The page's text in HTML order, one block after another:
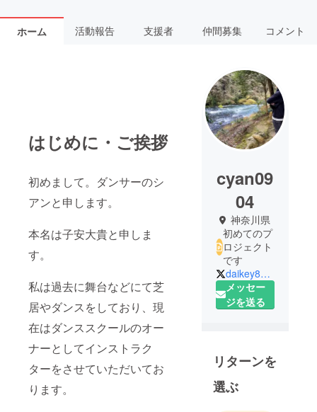
ホーム 活動報告 支援者 仲間募集 コメント
はじめに・ご挨拶
初めまして。ダンサーのシ
アンと申します。
本名は子安大貴と申しま
す。
私は過去に舞台などにて芝
居やダンスをしており、現
在はダンススクールのオー
ナーとしてインストラク
ターをさせていただいてお
ります。
cyan09
04
神奈川県
初めてのプ
ロジェクト
です
daikey8128
メッセー
ジを送る
リターンを
選ぶ